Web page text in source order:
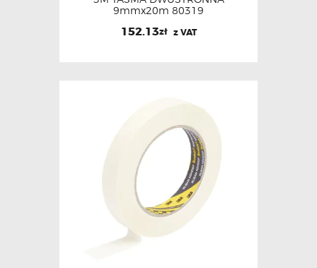
9mmx20m 80319
152.13zł z VAT